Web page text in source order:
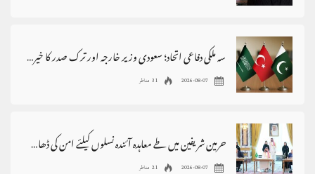
سہ ملکی دفاعی اتحاد؛ سعودی وزیر خارجہ اور ترک صدر کا خیرمقدم، پاکستان سے اظہارِ تشکر
2026-08-07 31 مناظر
حرمین شریفین میں طے معاہدہ آئندہ نسلوں کیلئے امن کی ڈھال بنے، وزیراعظم
2026-08-07 21 مناظر